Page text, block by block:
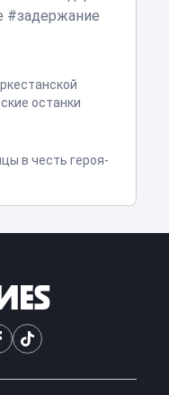
задержание
останки
в честь героя-